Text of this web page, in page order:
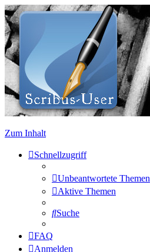
Zum Inhalt
Schnellzugriff
Unbeantwortete Themen
Aktive Themen
Suche
FAQ
Anmelden